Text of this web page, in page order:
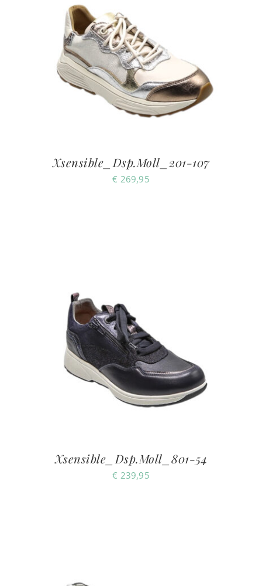
Xsensible_Dsp.Moll_201-107
€ 269,95
Xsensible_Dsp.Moll_801-54
€ 239,95